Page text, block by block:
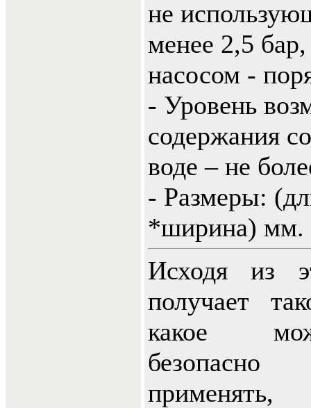
не
менее 2,5
насосом -
- Уровень
содержания
воде – не
- Размеры:
*ширина) мм.
Исходя из
получает
какое
безопасно